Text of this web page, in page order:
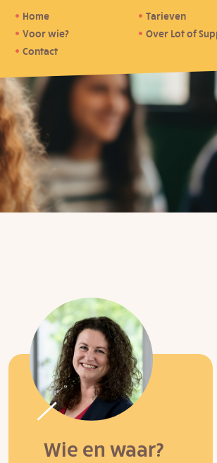
Home
Tarieven
Voor wie?
Over Lot of
Contact
Wie en waar?